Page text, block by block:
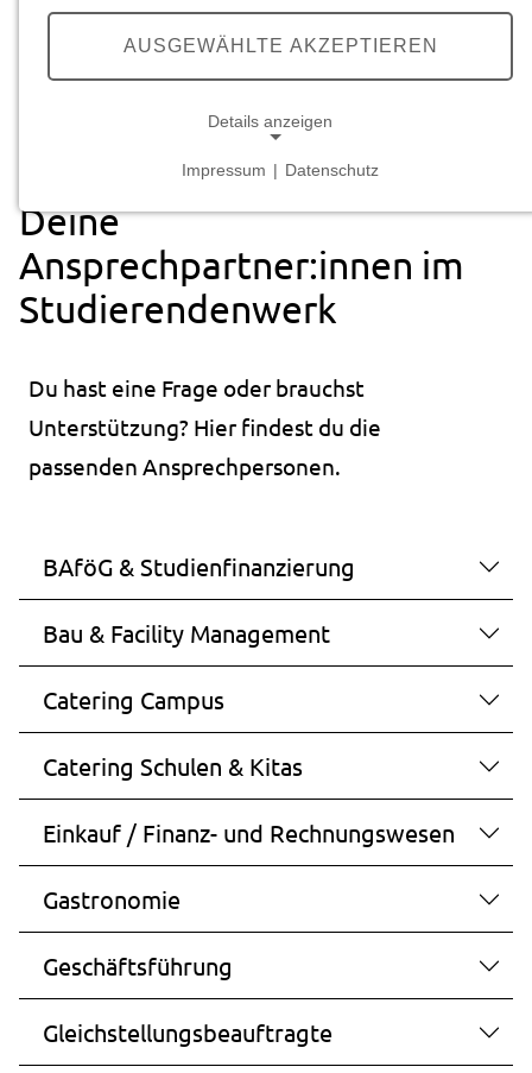
we care.
GROW.
Ansprechpartner:innen
Deine
Ansprechpartner:innen im
Studierendenwerk
Du hast eine Frage oder brauchst
Unterstützung? Hier findest du die
passenden Ansprechpersonen.
BAföG & Studienfinanzierung
Bau & Facility Management
Catering Campus
Catering Schulen & Kitas
Einkauf / Finanz- und Rechnungswesen
Gastronomie
Geschäftsführung
Gleichstellungsbeauftragte
AUSGEWÄHLTE AKZEPTIEREN
Details anzeigen
Notwendige Cookies ermöglichen grundlegende
Funktionen und sind für die einwandfreie Funktion
der Website erforderlich.
Name:
cookie_consent
Anbieter:
Speichert die Cookie-Einstellungen.
1 Jahr
STATISTIK
Statistik Cookies erfassen Informationen anonym.
Diese Informationen helfen uns zu verstehen, wie
unsere Besucher unsere Website nutzen.
_pk_ses.1.ccca
Name:
_pk_ses.1.ccca
studierendenwerk-bielefeld.de
Impressum | Datenschutz